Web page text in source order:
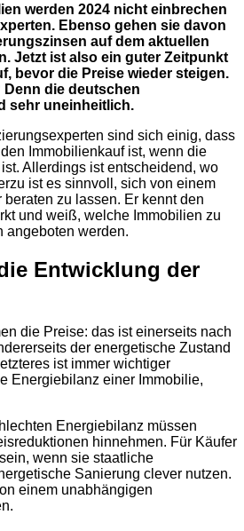
werden 2024 nicht einbrechen
Ebenso gehen sie davon
auf dem aktuellen
Jetzt ist also ein guter Zeitpunkt
bevor die Preise wieder steigen.
Denn die deutschen
sehr uneinheitlich.
sind sich einig, dass
Immobilienkauf ist, wenn die
Allerdings ist entscheidend, wo
ist es sinnvoll, sich von einem
beraten zu lassen. Er kennt den
und weiß, welche Immobilien zu
angeboten werden.
Entwicklung der
die Preise: das ist einerseits nach
der energetische Zustand
ist immer wichtiger
Energiebilanz einer Immobilie,
Energiebilanz müssen
hinnehmen. Für Käufer
wenn sie staatliche
Sanierung clever nutzen.
einem unabhängigen